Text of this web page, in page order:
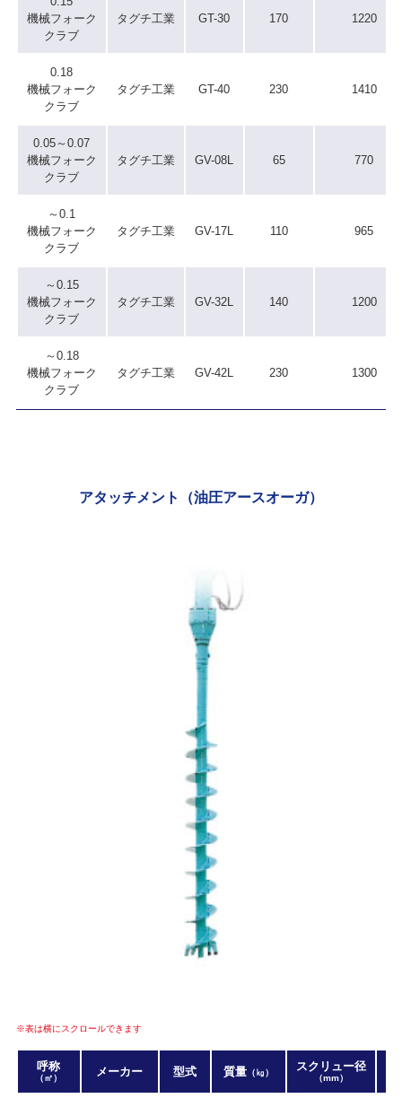
機械フォーク
クラブ
タグチ工業 GT-30 170 1220
0.18
機械フォーク
クラブ
タグチ工業 GT-40 230 1410
0.05～0.07
機械フォーク
クラブ
タグチ工業 GV-08L 65 770
～0.1
機械フォーク
クラブ
タグチ工業 GV-17L 110 965
～0.15
機械フォーク
クラブ
タグチ工業 GV-32L 140 1200
～0.18
機械フォーク
クラブ
タグチ工業 GV-42L 230 1300
アタッチメント（油圧アースオーガ）
※表は横にスクロールできます
呼称
（㎥） メーカー 型式 質量（㎏） スクリュー径
（mm）